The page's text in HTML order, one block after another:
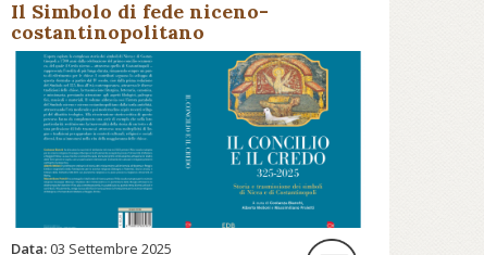
Il Simbolo di fede niceno-
costantinopolitano
Data:03 Settembre 2025